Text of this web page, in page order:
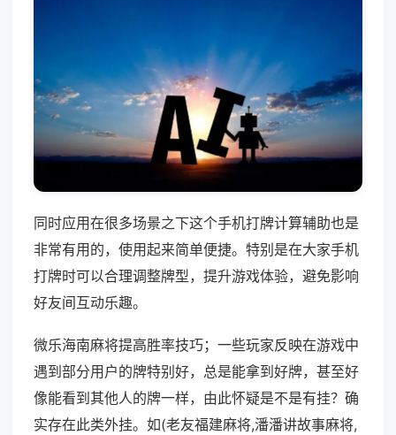
同时应用在很多场景之下这个手机打牌计算辅助也是
非常有用的，使用起来简单便捷。特别是在大家手机
打牌时可以合理调整牌型，提升游戏体验，避免影响
好友间互动乐趣。
微乐海南麻将提高胜率技巧；一些玩家反映在游戏中
遇到部分用户的牌特别好，总是能拿到好牌，甚至好
像能看到其他人的牌一样，由此怀疑是不是有挂？确
实存在此类外挂。如(老友福建麻将,潘潘讲故事麻将,